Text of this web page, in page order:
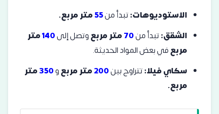
الاستوديوهات:تبدأ من55متر مربع.
الشقق:تبدأ من70متر مربعوتصل إلى140متر
مربعفي بعض المواد الحديثة.
سكاي فيلا:تتراوح بين200متر مربعو350متر
مربع.